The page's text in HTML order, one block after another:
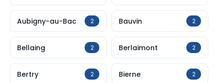
Aubigny-au-Bac 2 Bauvin 2
Bellaing 2 Berlaimont 2
Bertry 2 Bierne 2